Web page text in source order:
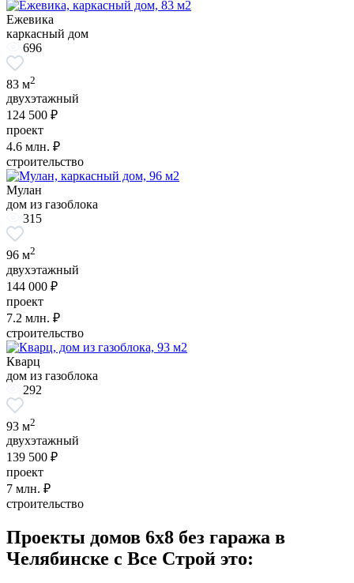
Ежевика
каркасный дом
696
83 м2
двухэтажный
124 500 ₽
проект
4.6 млн. ₽
строительство
Мулан
дом из газоблока
315
96 м2
двухэтажный
144 000 ₽
проект
7.2 млн. ₽
строительство
Кварц
дом из газоблока
292
93 м2
двухэтажный
139 500 ₽
проект
7 млн. ₽
строительство
Проекты домов 6x8 без гаража в
Челябинске с Все Строй это: